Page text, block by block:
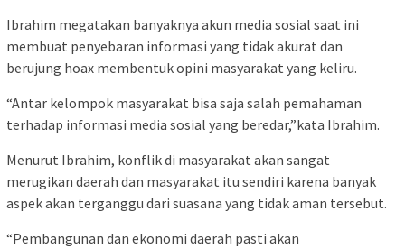
Ibrahim megatakan banyaknya akun media sosial saat ini
membuat penyebaran informasi yang tidak akurat dan
berujung hoax membentuk opini masyarakat yang keliru.
“Antar kelompok masyarakat bisa saja salah pemahaman
terhadap informasi media sosial yang beredar,”kata Ibrahim.
Menurut Ibrahim, konflik di masyarakat akan sangat
merugikan daerah dan masyarakat itu sendiri karena banyak
aspek akan terganggu dari suasana yang tidak aman tersebut.
“Pembangunan dan ekonomi daerah pasti akan